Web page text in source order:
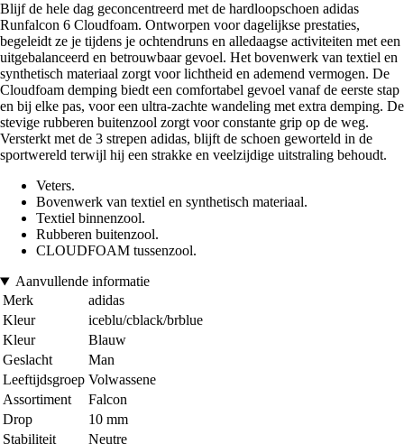
Blijf de hele dag geconcentreerd met de hardloopschoen adidas
Runfalcon 6 Cloudfoam. Ontworpen voor dagelijkse prestaties,
begeleidt ze je tijdens je ochtendruns en alledaagse activiteiten met een
uitgebalanceerd en betrouwbaar gevoel. Het bovenwerk van textiel en
synthetisch materiaal zorgt voor lichtheid en ademend vermogen. De
Cloudfoam demping biedt een comfortabel gevoel vanaf de eerste stap
en bij elke pas, voor een ultra-zachte wandeling met extra demping. De
stevige rubberen buitenzool zorgt voor constante grip op de weg.
Versterkt met de 3 strepen adidas, blijft de schoen geworteld in de
sportwereld terwijl hij een strakke en veelzijdige uitstraling behoudt.
Veters.
Bovenwerk van textiel en synthetisch materiaal.
Textiel binnenzool.
Rubberen buitenzool.
CLOUDFOAM tussenzool.
Aanvullende informatie
Merk
adidas
Kleur
iceblu/cblack/brblue
Kleur
Blauw
Geslacht
Man
Leeftijdsgroep Volwassene
Assortiment
Falcon
Drop
10 mm
Stabiliteit
Neutre